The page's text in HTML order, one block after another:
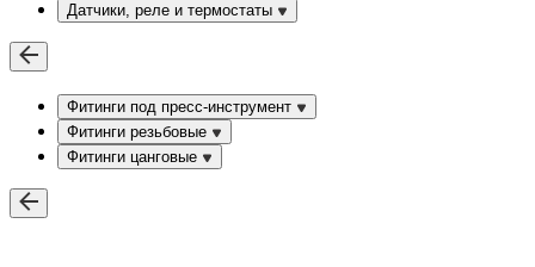
Датчики, реле и термостаты
Фитинги под пресс-инструмент
Фитинги резьбовые
Фитинги цанговые